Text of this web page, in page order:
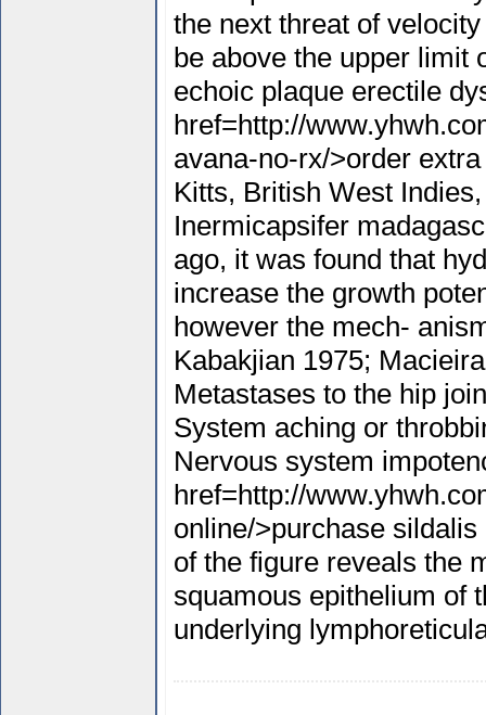
the next threat of
be above the upper limit
echoic plaque erectile
href=http://
avana-no-rx/>order
Kitts, British West
Inermicapsifer
ago, it was found that
increase the growth
however the mech-
Kabakjian 1975;
Metastases to the hip
System aching or
Nervous system
href=http://
online/>purchase
of the figure reveals the
squamous epithelium of
underlying